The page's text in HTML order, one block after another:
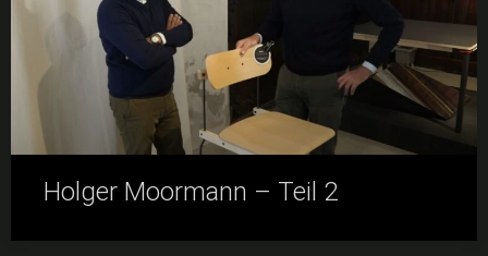
Holger Moormann – Teil 2